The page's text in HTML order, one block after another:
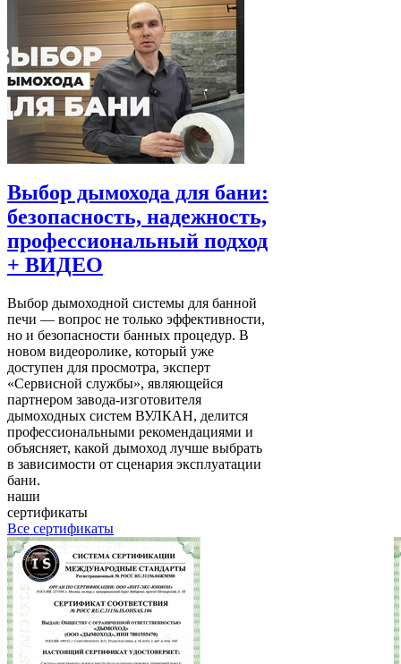
Выбор дымохода для бани:
безопасность, надежность,
профессиональный подход
+ ВИДЕО
Выбор дымоходной системы для банной
печи — вопрос не только эффективности,
но и безопасности банных процедур. В
новом видеоролике, который уже
доступен для просмотра, эксперт
«Сервисной службы», являющейся
партнером завода-изготовителя
дымоходных систем ВУЛКАН, делится
профессиональными рекомендациями и
объясняет, какой дымоход лучше выбрать
в зависимости от сценария эксплуатации
бани.
наши
сертификаты
Все сертификаты